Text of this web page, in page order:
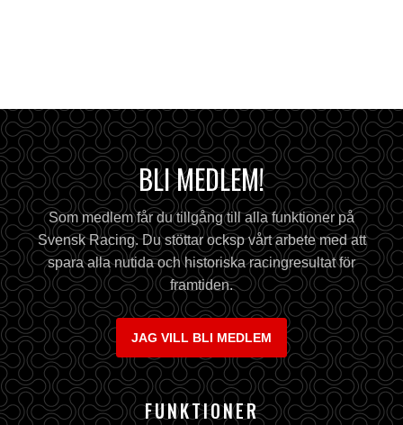
BLI MEDLEM!
Som medlem får du tillgång till alla funktioner på
Svensk Racing. Du stöttar ocksp vårt arbete med att
spara alla nutida och historiska racingresultat för
framtiden.
JAG VILL BLI MEDLEM
FUNKTIONER